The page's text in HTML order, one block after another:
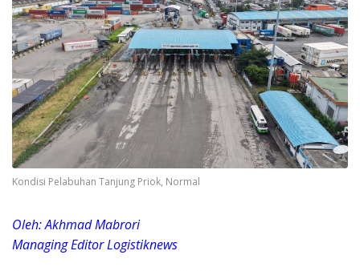
Kondisi Pelabuhan Tanjung Priok, Normal
Oleh: Akhmad Mabrori
Managing Editor Logistiknews